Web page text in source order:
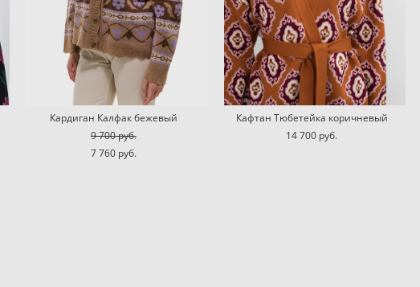
Кардиган Калфак бежевый
9 700 pуб.
7 760 pуб.
Кафтан Тюбетейка коричневый
14 700 pуб.